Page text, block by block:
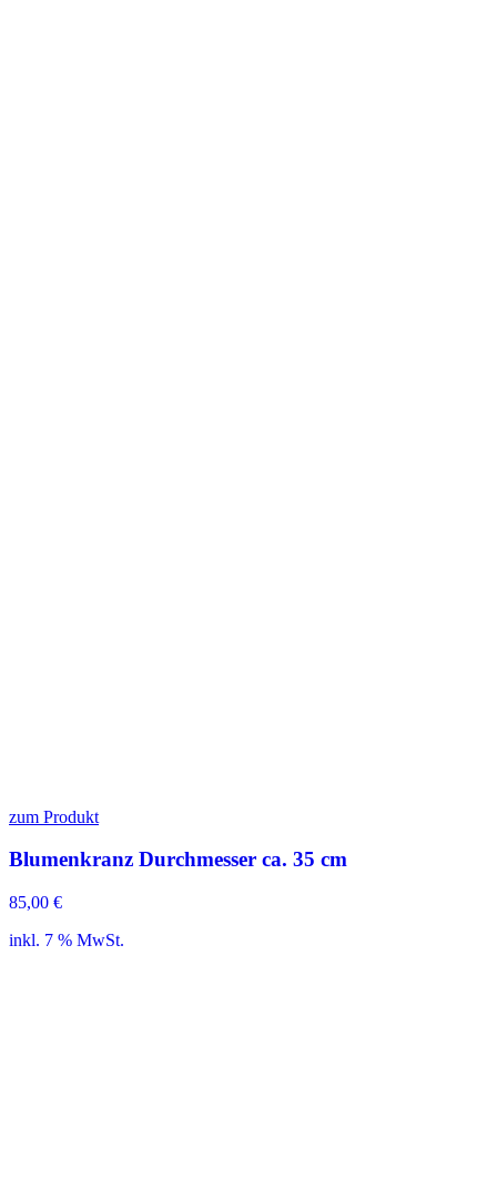
zum Produkt
Blumenkranz Durchmesser ca. 35 cm
85,00 €
inkl. 7 % MwSt.